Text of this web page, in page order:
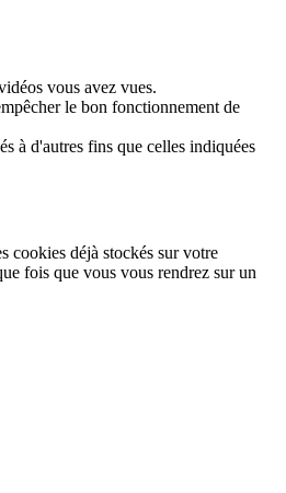
vous avez vues.
le bon fonctionnement de
à d'autres fins que celles indiquées
cookies déjà stockés sur votre
fois que vous vous rendrez sur un